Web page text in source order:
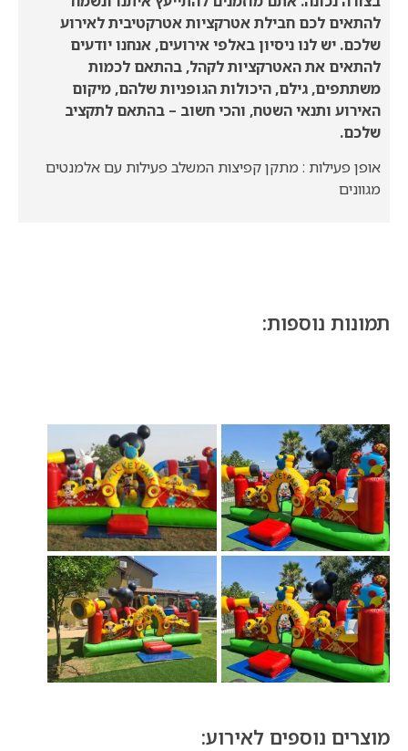
להתאים לכם חבילת אטרקציות אטרקטיבית לאירוע
שלכם. יש לנו ניסיון באלפי אירועים, אנחנו יודעים
להתאים את האטרקציות לקהל, בהתאם לכמות
משתתפים, גילם, היכולות הגופניות שלהם, מיקום
האירוע ותנאי השטח, והכי חשוב – בהתאם לתקציב
שלכם.
אופן פעילות : מתקן קפיצות המשלב פעילות עם אלמנטים
מגוונים
תמונות נוספות:
מוצרים נוספים לאירוע: